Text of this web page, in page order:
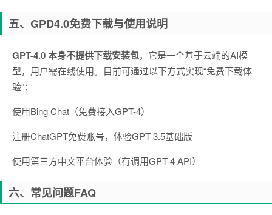
五、GPD4.0免费下载与使用说明
GPT-4.0 本身不提供下载安装包，它是一个基于云端的AI模
型，用户需在线使用。目前可通过以下方式实现“免费下载体
验”：
使用Bing Chat（免费接入GPT-4）
注册ChatGPT免费账号，体验GPT-3.5基础版
使用第三方中文平台体验（有调用GPT-4 API）
六、常见问题FAQ